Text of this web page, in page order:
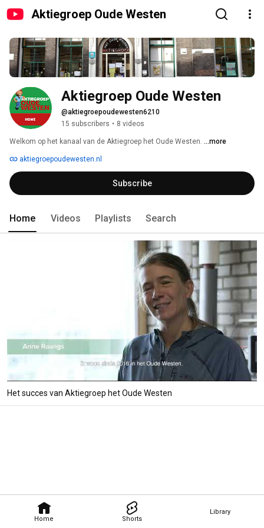
Aktiegroep Oude Westen
Home Shorts
Library
Aktiegroep Oude Westen
@aktiegroepoudewesten6210
15 subscribers • 8 videos
Welkom op het kanaal van de Aktiegroep het Oude Westen. ...more
aktiegroepoudewesten.nl
Subscribe
Home Videos Playlists Search
Het succes van Aktiegroep het Oude Westen